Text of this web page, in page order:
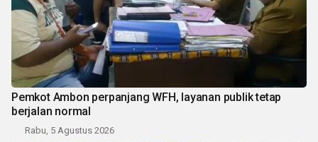
Pemkot Ambon perpanjang WFH, layanan publik tetap
berjalan normal
Rabu, 5 Agustus 2026